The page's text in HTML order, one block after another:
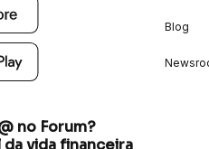
no Forum?
Blog